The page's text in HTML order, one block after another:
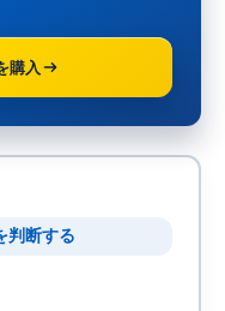
購入
判断する